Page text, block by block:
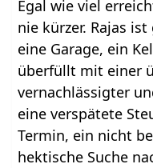
Egal wie viel
nie kürzer. Rajas
eine Garage, ein
überfüllt mit einer
vernachlässigter
eine verspätete
Termin, ein nicht
hektische Suche